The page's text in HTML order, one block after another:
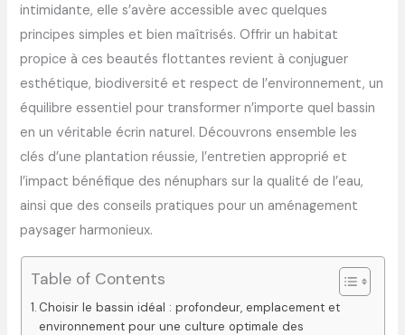
intimidante, elle s’avère accessible avec quelques
principes simples et bien maîtrisés. Offrir un habitat
propice à ces beautés flottantes revient à conjuguer
esthétique, biodiversité et respect de l’environnement, un
équilibre essentiel pour transformer n’importe quel bassin
en un véritable écrin naturel. Découvrons ensemble les
clés d’une plantation réussie, l’entretien approprié et
l’impact bénéfique des nénuphars sur la qualité de l’eau,
ainsi que des conseils pratiques pour un aménagement
paysager harmonieux.
Table of Contents
Choisir le bassin idéal : profondeur, emplacement et
environnement pour une culture optimale des